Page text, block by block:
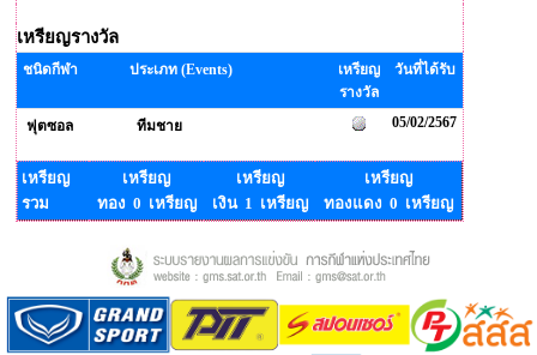
เหรียญรางวัล
ชนิดกีฬา ประเภท (Events)
เหรียญ
รางวัล
วันที่ได้รับ
ฟุตซอล ทีมชาย 05/02/2567
เหรียญ
รวม
เหรียญ
ทอง 0 เหรียญ
เหรียญ
เงิน 1 เหรียญ
เหรียญ
ทองแดง 0 เหรียญ